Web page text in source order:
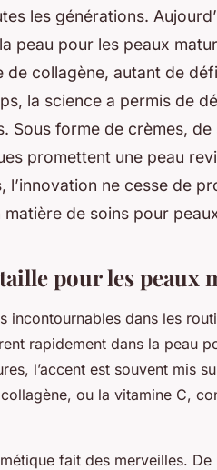
les générations.
peau pour les peaux
de collagène, autant de
la science a permis de
Sous forme de crèmes, de
promettent une peau
l’innovation ne cesse de
de soins pour
pour les peaux
incontournables dans les
rapidement dans la peau
l’accent est souvent mis
ou la vitamine C,
fait des merveilles.